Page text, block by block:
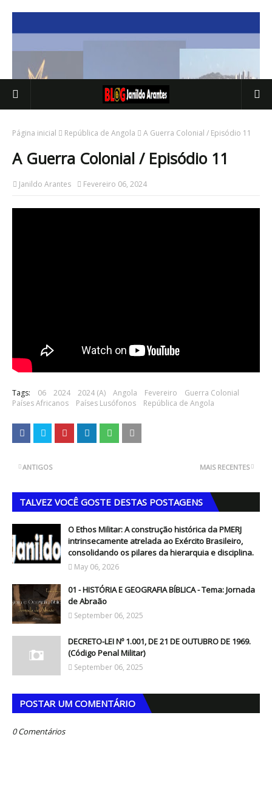
Página inicial República de Angola A Guerra Colonial / Episódio 11
A Guerra Colonial / Episódio 11
Janildo Arantes Fevereiro 06, 2024
Tags: 06 2024 2024 (A) Angola Fevereiro
Guerra Colonial
Países Africanos
Países Lusófonos República de Angola
MAIS RECENTES
ANTIGOS
TALVEZ VOCÊ GOSTE DESTAS POSTAGENS
O Ethos Militar: A construção histórica da PMERJ
intrinsecamente atrelada ao Exército Brasileiro,
consolidando os pilares da hierarquia e disciplina.
May 06, 2026
01 - HISTÓRIA E GEOGRAFIA BÍBLICA - Tema: Jornada
de Abraão
September 06, 2025
DECRETO-LEI Nº 1.001, DE 21 DE OUTUBRO DE 1969.
(Código Penal Militar)
September 06, 2025
POSTAR UM COMENTÁRIO
0 Comentários